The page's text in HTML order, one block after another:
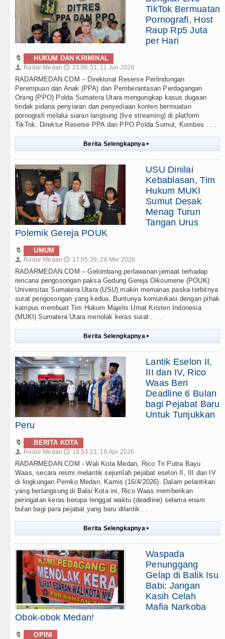
TikTok Bermuatan
Pornografi, Host
Raup Rp5 Juta
per Hari
🔖 HUKUM DAN KRIMINAL
👤 Radar Medan 🕔 21:06:51, 11 Jun 2026
RADARMEDAN.COM – Direktorat Reserse Perlindungan
Perempuan dan Anak (PPA) dan Pemberantasan Perdagangan
Orang (PPO) Polda Sumatera Utara mengungkap kasus dugaan
tindak pidana penyiaran dan penyediaan konten bermuatan
pornografi melalui siaran langsung (live streaming) di platform
TikTok. Direktur Reserse PPA dan PPO Polda Sumut, Kombes . . .
Berita Selengkapnya ▸
USU Dinilai
Kebablasan, Tim
Hukum MUKI
Sumut Desak
Menag Turun
Tangan Urus
Polemik Gereja POUK
🔖 UMUM
👤 Radar Medan 🕔 17:05:29, 26 Mei 2026
RADARMEDAN.COM – Gelombang perlawanan jemaat terhadap
rencana pengosongan paksa Gedung Gereja Oikoumene (POUK)
Universitas Sumatera Utara (USU) makin memanas paska terbitnya
surat pengosongan yang kedua. Buntunya komunikasi dengan pihak
kampus membuat Tim Hukum Majelis Umat Kristen Indonesia
(MUKI) Sumatera Utara menolak keras surat . . .
Berita Selengkapnya ▸
Lantik Eselon II,
III dan IV, Rico
Waas Beri
Deadline 6 Bulan
bagi Pejabat Baru
Untuk Tunjukkan
Peru
🔖 BERITA KOTA
👤 Radar Medan 🕔 18:53:21, 16 Apr 2026
RADARMEDAN.COM - Wali Kota Medan, Rico Tri Putra Bayu
Waas, secara resmi melantik sejumlah pejabat eselon II, III dan IV
di lingkungan Pemko Medan, Kamis (16/4/2026). Dalam pelantikan
yang berlangsung di Balai Kota ini, Rico Waas memberikan
peringatan keras berupa tenggat waktu (deadline) selama enam
bulan bagi para pejabat yang baru dilantik . . .
Berita Selengkapnya ▸
Waspada
Penunggang
Gelap di Balik Isu
Babi: Jangan
Kasih Celah
Mafia Narkoba
Obok-obok Medan!
🔖 OPINI